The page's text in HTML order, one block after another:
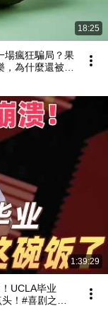
18:25
場瘋狂騙局？果
為什麼還被營
#美食 #健康 #
1:39:29
UCLA毕业
！#喜剧之王
艺